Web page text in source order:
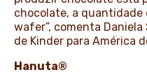
chocolate, a quantidade
wafer”, comenta
de Kinder para América
Hanuta®